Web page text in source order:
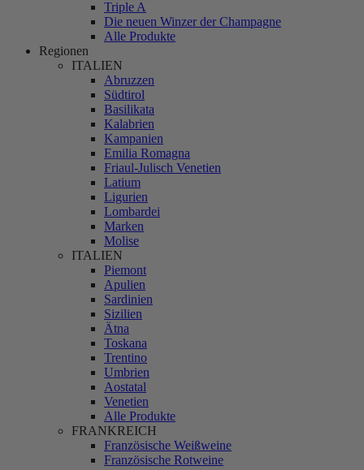
Triple A
Die neuen Winzer der Champagne
Alle Produkte
Regionen
ITALIEN
Abruzzen
Südtirol
Basilikata
Kalabrien
Kampanien
Emilia Romagna
Friaul-Julisch Venetien
Latium
Ligurien
Lombardei
Marken
Molise
ITALIEN
Piemont
Apulien
Sardinien
Sizilien
Ätna
Toskana
Trentino
Umbrien
Aostatal
Venetien
Alle Produkte
FRANKREICH
Französische Weißweine
Französische Rotweine